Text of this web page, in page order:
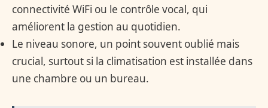
connectivité WiFi ou le contrôle vocal, qui
améliorent la gestion au quotidien.
Le niveau sonore, un point souvent oublié mais
crucial, surtout si la climatisation est installée dans
une chambre ou un bureau.